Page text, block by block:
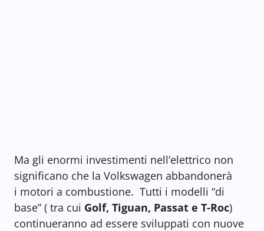
Ma gli enormi investimenti nell’elettrico non
significano che la Volkswagen abbandonerà
i motori a combustione. Tutti i modelli “di
base” ( tra cui Golf, Tiguan, Passat e T-Roc)
continueranno ad essere sviluppati con nuove